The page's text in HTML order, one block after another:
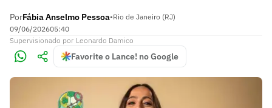
PorFábia Anselmo Pessoa•Rio de Janeiro (RJ)
09/06/202605:40
Supervisionado por Leonardo Damico
Favorite o Lance! no Google